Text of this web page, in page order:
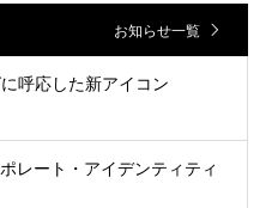
お知らせ一覧
呼応した新アイコン
レート・アイデンティティ